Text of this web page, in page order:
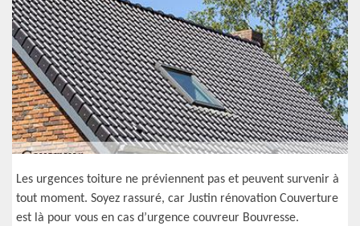
Les urgences toiture ne préviennent pas et peuvent survenir à
tout moment. Soyez rassuré, car Justin rénovation Couverture
est là pour vous en cas d’urgence couvreur Bouvresse.